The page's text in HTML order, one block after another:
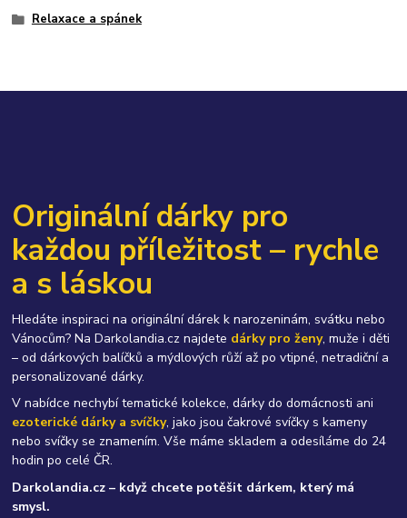
Relaxace a spánek
Originální dárky pro
každou příležitost – rychle
a s láskou
Hledáte inspiraci na originální dárek k narozeninám, svátku nebo
Vánocům? Na Darkolandia.cz najdete dárky pro ženy, muže i děti
– od dárkových balíčků a mýdlových růží až po vtipné, netradiční a
personalizované dárky.
V nabídce nechybí tematické kolekce, dárky do domácnosti ani
ezoterické dárky a svíčky, jako jsou čakrové svíčky s kameny
nebo svíčky se znamením. Vše máme skladem a odesíláme do 24
hodin po celé ČR.
Darkolandia.cz – když chcete potěšit dárkem, který má
smysl.